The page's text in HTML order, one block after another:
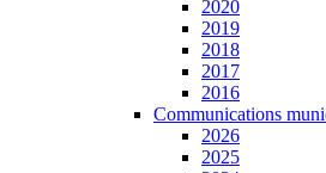
2020
2019
2018
2017
2016
Communications
2026
2025